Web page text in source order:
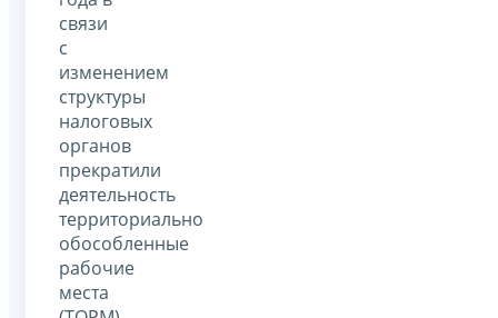
связи
с
изменением
структуры
налоговых
органов
прекратили
деятельность
территориально
обособленные
рабочие
места